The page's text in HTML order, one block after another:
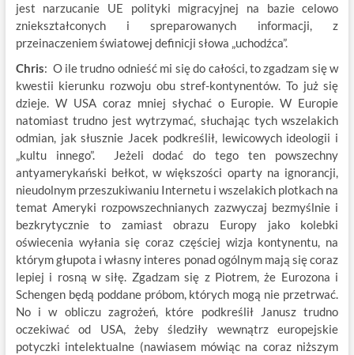
jest narzucanie UE polityki migracyjnej na bazie celowo
zniekształconych i spreparowanych informacji, z
przeinaczeniem światowej definicji słowa „uchodźca”.
Chris: O ile trudno odnieść mi się do całości, to zgadzam się w
kwestii kierunku rozwoju obu stref-kontynentów. To już się
dzieje. W USA coraz mniej słychać o Europie. W Europie
natomiast trudno jest wytrzymać, słuchając tych wszelakich
odmian, jak słusznie Jacek podkreślił, lewicowych ideologii i
„kultu innego”. Jeżeli dodać do tego ten powszechny
antyamerykański bełkot, w większości oparty na ignorancji,
nieudolnym przeszukiwaniu Internetu i wszelakich plotkach na
temat Ameryki rozpowszechnianych zazwyczaj bezmyślnie i
bezkrytycznie to zamiast obrazu Europy jako kolebki
oświecenia wyłania się coraz częściej wizja kontynentu, na
którym głupota i własny interes ponad ogólnym mają się coraz
lepiej i rosną w siłę. Zgadzam się z Piotrem, że Eurozona i
Schengen będą poddane próbom, których mogą nie przetrwać.
No i w obliczu zagrożeń, które podkreślił Janusz trudno
oczekiwać od USA, żeby śledziły wewnątrz europejskie
potyczki intelektualne (nawiasem mówiąc na coraz niższym